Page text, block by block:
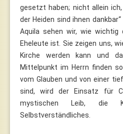
gesetzt haben; nicht allein
der Heiden sind ihnen
Aquila sehen wir, wie
Eheleute ist. Sie zeigen uns,
Kirche werden kann und
Mittelpunkt im Herrn finden
vom Glauben und von einer
sind, wird der Einsatz für
mystischen Leib, die
Selbstverständliches.